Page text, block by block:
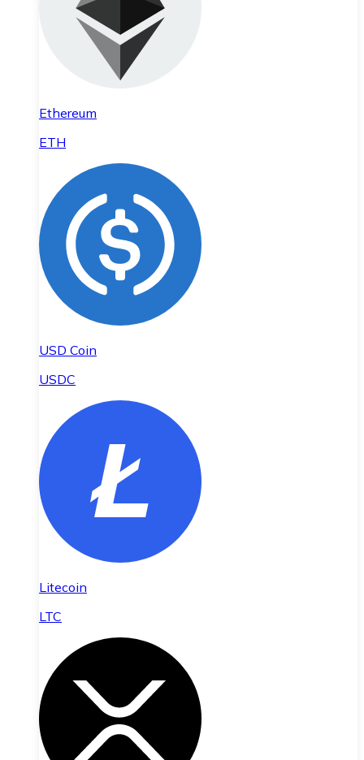
Ethereum
ETH
USD Coin
USDC
Litecoin
LTC